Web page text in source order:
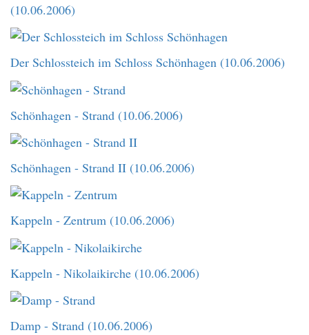
(10.06.2006)
Der Schlossteich im Schloss Schönhagen (10.06.2006)
Schönhagen - Strand (10.06.2006)
Schönhagen - Strand II (10.06.2006)
Kappeln - Zentrum (10.06.2006)
Kappeln - Nikolaikirche (10.06.2006)
Damp - Strand (10.06.2006)